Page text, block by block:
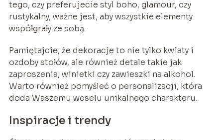
tego, czy preferujecie styl boho, glamour, czy
rustykalny, ważne jest, aby wszystkie elementy
współgrały ze sobą.
Pamiętajcie, że dekoracje to nie tylko kwiaty i
ozdoby stołów, ale również detale takie jak
zaproszenia, winietki czy zawieszki na alkohol.
Warto również pomyśleć o personalizacji, która
doda Waszemu weselu unikalnego charakteru.
Inspiracje i trendy